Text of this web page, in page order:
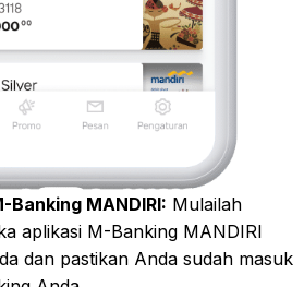
Banking MANDIRI: Mulailah
aplikasi M-Banking MANDIRI
dan pastikan Anda sudah masuk